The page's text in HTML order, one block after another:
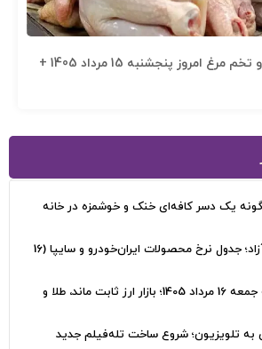
قیمت مرغ، ماهی و تخم مرغ امروز پنجشنبه 15 مرداد 1405 +
یک دسر کافه‌ای خنک و خوشمزه در خانه
قیمت خودرو در بازار آزاد؛ جدول نرخ محصولات ایران‌خودرو و سایپا (16
قیمت دلار، طلا و سکه جمعه 16 مرداد 1405؛ بازار ارز ثابت ماند، طلا و
تلویزیون؛ شروع ساخت تله‌فیلم جدید